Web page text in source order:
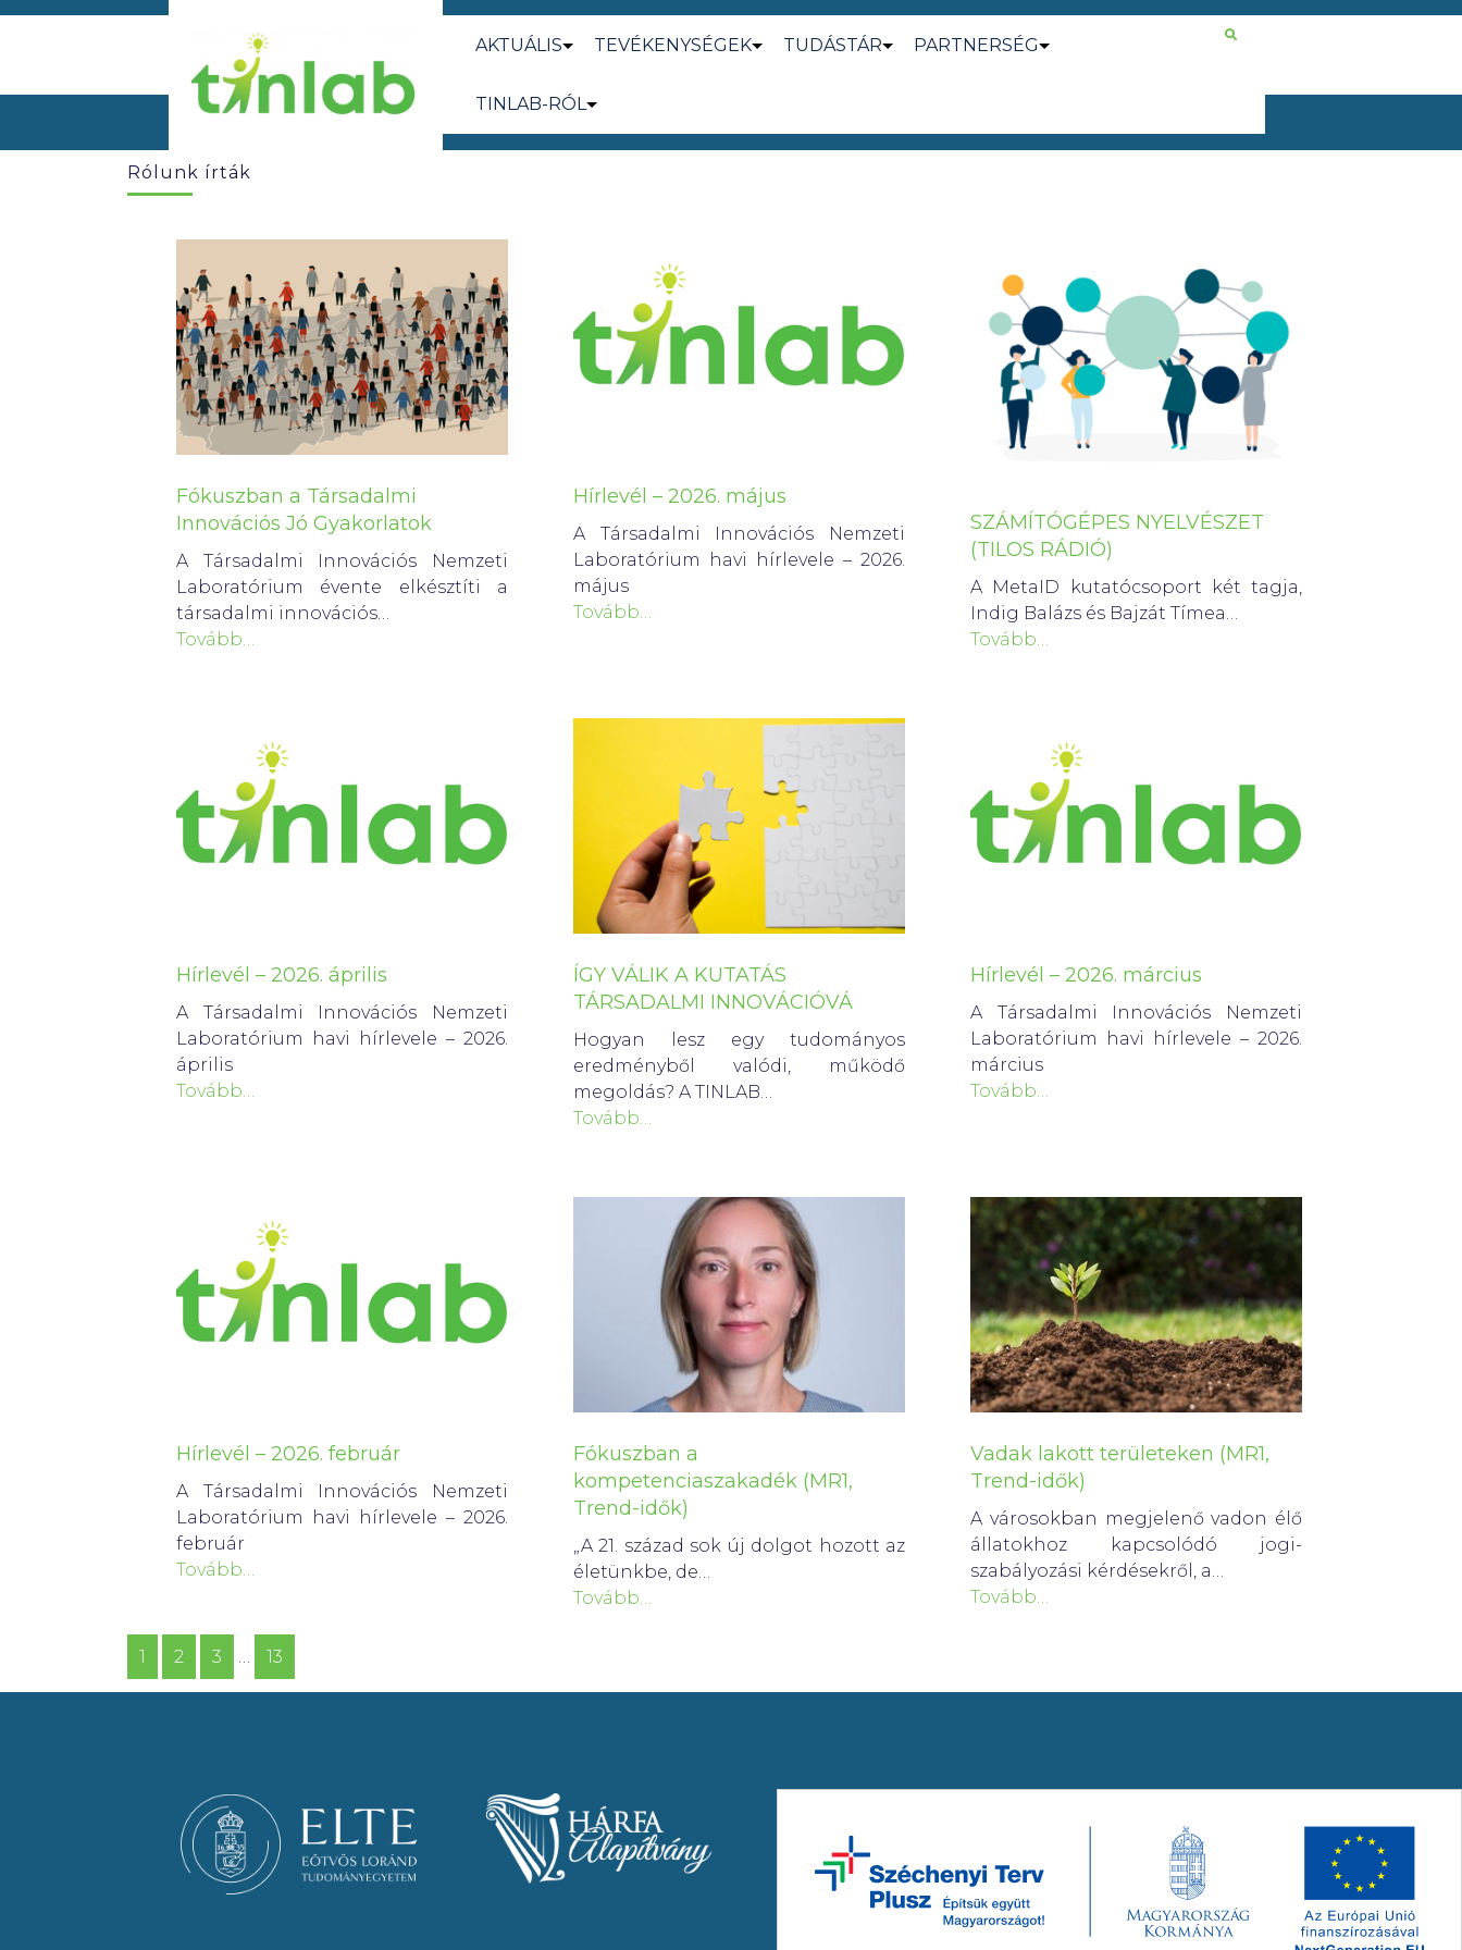
AKTUÁLIS TEVÉKENYSÉGEK TUDÁSTÁR PARTNERSÉG
TINLAB-RÓL
Rólunk írták
Fókuszban a Társadalmi
Innovációs Jó Gyakorlatok
A Társadalmi Innovációs Nemzeti
Laboratórium évente elkésztíti a
társadalmi innovációs…
Tovább…
Hírlevél – 2026. május
A Társadalmi Innovációs Nemzeti
Laboratórium havi hírlevele – 2026.
május
Tovább…
SZÁMÍTÓGÉPES NYELVÉSZET
(TILOS RÁDIÓ)
A MetaID kutatócsoport két tagja,
Indig Balázs és Bajzát Tímea…
Tovább…
Hírlevél – 2026. április
A Társadalmi Innovációs Nemzeti
Laboratórium havi hírlevele – 2026.
április
Tovább…
ÍGY VÁLIK A KUTATÁS
TÁRSADALMI INNOVÁCIÓVÁ
Hogyan lesz egy tudományos
eredményből valódi, működő
megoldás? A TINLAB…
Tovább…
Hírlevél – 2026. március
A Társadalmi Innovációs Nemzeti
Laboratórium havi hírlevele – 2026.
március
Tovább…
Hírlevél – 2026. február
A Társadalmi Innovációs Nemzeti
Laboratórium havi hírlevele – 2026.
február
Tovább…
Fókuszban a
kompetenciaszakadék (MR1,
Trend-idők)
„A 21. század sok új dolgot hozott az
életünkbe, de…
Tovább…
Vadak lakott területeken (MR1,
Trend-idők)
A városokban megjelenő vadon élő
állatokhoz kapcsolódó jogi-
szabályozási kérdésekről, a…
Tovább…
1 2 3 … 13